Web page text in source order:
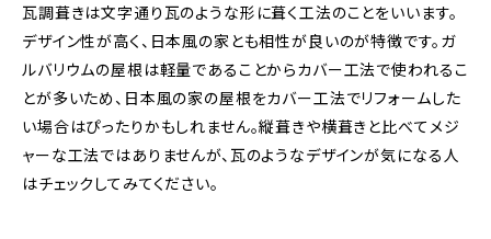
瓦調葺きは文字通り瓦のような形に葺く工法のことをいいます。
デザイン性が高く、日本風の家とも相性が良いのが特徴です。ガ
ルバリウムの屋根は軽量であることからカバー工法で使われるこ
とが多いため、日本風の家の屋根をカバー工法でリフォームした
い場合はぴったりかもしれません。縦葺きや横葺きと比べてメジ
ャーな工法ではありませんが、瓦のようなデザインが気になる人
はチェックしてみてください。